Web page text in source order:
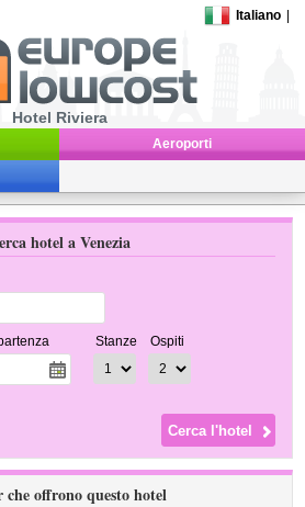
Italiano
Hotel Riviera
Aeroporti
hotel a Venezia
Stanze Ospiti
che offrono questo hotel